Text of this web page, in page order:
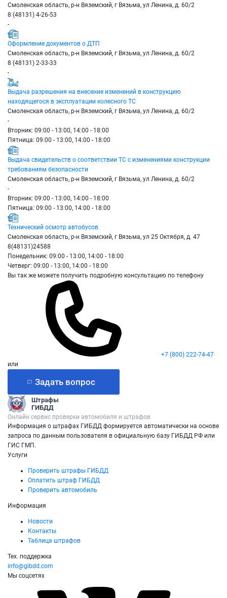
Смоленская область, р-н Вяземский, г Вязьма, ул Ленина, д. 60/2
8 (48131) 4-26-53
-
Оформление документов о ДТП
Смоленская область, р-н Вяземский, г Вязьма, ул Ленина, д. 60/2
8 (48131) 2-33-33
-
Выдача разрешения на внесение изменений в конструкцию
находящегося в эксплуатации колесного ТС
Смоленская область, р-н Вяземский, г Вязьма, ул Ленина, д. 60/2
-
Вторник: 09:00 - 13:00, 14:00 - 18:00
Пятница: 09:00 - 13:00, 14:00 - 18:00
Выдача свидетельств о соответствии ТС с изменениями конструкции
требованиям безопасности
Смоленская область, р-н Вяземский, г Вязьма, ул Ленина, д. 60/2
-
Вторник: 09:00 - 13:00, 14:00 - 18:00
Пятница: 09:00 - 13:00, 14:00 - 18:00
Технический осмотр автобусов
Смоленская область, р-н Вяземский, г Вязьма, ул 25 Октября, д. 47
8(48131)24588
Понедельник: 09:00 - 13:00, 14:00 - 18:00
Четверг: 09:00 - 13:00, 14:00 - 18:00
Вы так же можете получить подробную консультацию по телефону
+7 (800) 222-74-47
или
Задать вопрос
Штрафы
ГИБДД
Онлайн сервис проверки автомобиля и штрафов
Информация о штрафах ГИБДД формируется автоматически на основе
запроса по данным пользователя в официальную базу ГИБДД РФ или
ГИС ГМП.
Услуги
Проверить штрафы ГИБДД
Оплатить штраф ГИБДД
Проверить автомобиль
Информация
Новости
Контакты
Таблица штрафов
Тех. поддержка
info@gibdd.com
Мы соцсетях